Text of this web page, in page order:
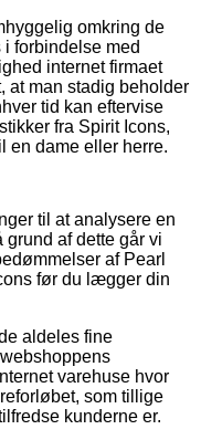
omkring de
forbindelse med
internet firmaet
at man stadig beholder
tid kan eftervise
fra Spirit Icons,
en dame eller herre.
til at analysere en
af dette går vi
af Pearl
før du lægger din
aldeles fine
varehuse hvor
som tillige
kunderne er.